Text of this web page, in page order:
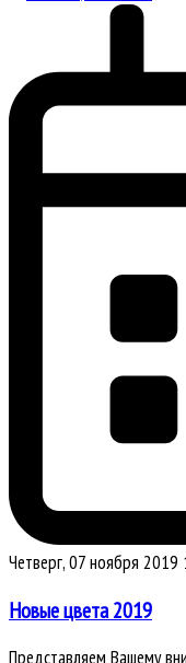
Четверг, 07 ноября 2019
Новые цвета 2019
Представляем Вашему